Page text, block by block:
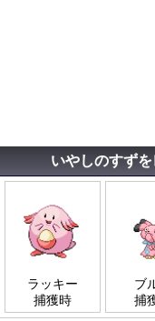
いやしのすず
ラッキー
捕獲時
ブ
捕